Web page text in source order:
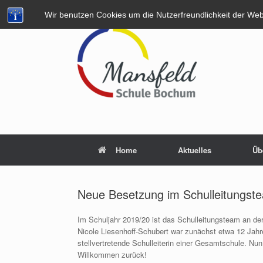
Wir benutzen Cookies um die Nutzerfreundlichkeit der
Zum
Inhalt
springen
Home Aktuelles
Neue Besetzung im
Im Schuljahr 2019/20 ist das Schulleitungsteam an
Nicole Liesenhoff-Schubert war zunächst etwa 12
stellvertretende Schulleiterin einer Gesamtschule.
Willkommen zurück!